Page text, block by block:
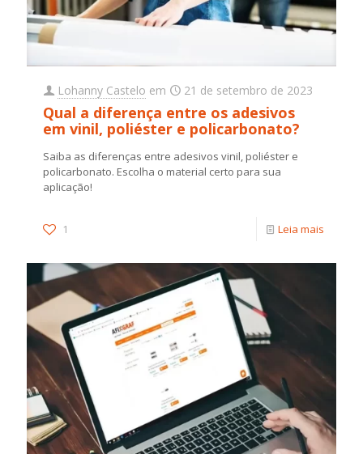
Lohanny Castelo em 21 de setembro de 2023
Qual a diferença entre os adesivos
em vinil, poliéster e policarbonato?
Saiba as diferenças entre adesivos vinil, poliéster e
policarbonato. Escolha o material certo para sua
aplicação!
1 Leia mais